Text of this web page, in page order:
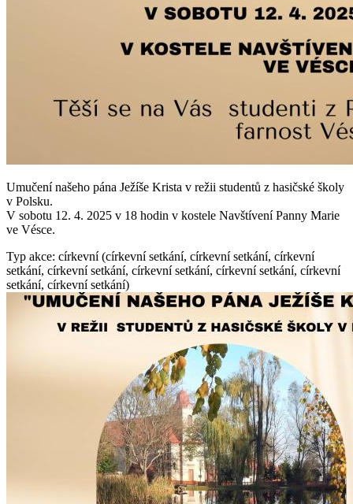
Umučení našeho pána Ježíše Krista v režii studentů z hasičské školy
v Polsku.
V sobotu 12. 4. 2025 v 18 hodin v kostele Navštívení Panny Marie
ve Vésce.
Typ akce: církevní (církevní setkání, církevní setkání, církevní
setkání, církevní setkání, církevní setkání, církevní setkání, církevní
setkání, církevní setkání)